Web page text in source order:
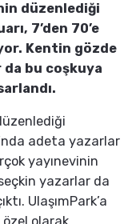
düzenlediği
7’den 70’e
Kentin gözde
da bu coşkuya
adeta yazarlar
yayınevinin
yazarlar da
UlaşımPark’a